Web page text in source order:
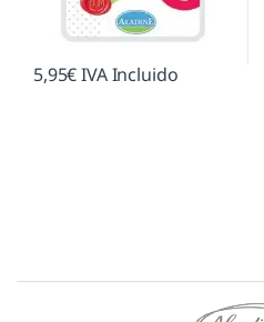
5,95€IVA Incluido
Marcas De Carrusel